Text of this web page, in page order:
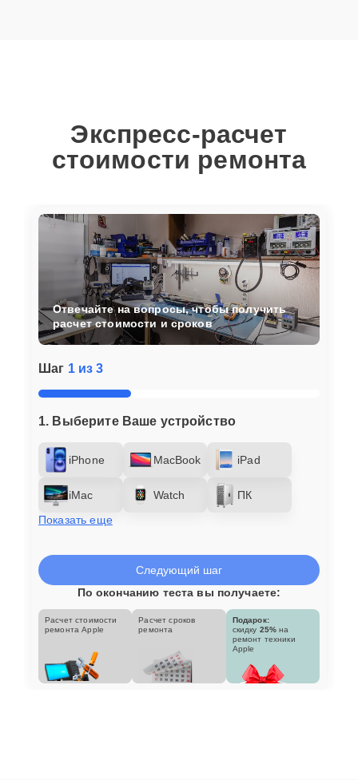
Экспресс-расчет
стоимости ремонта
Шаг 1 из 3
1. Выберите Ваше устройство
iPhone MacBook iPad
iMac Watch
ПК
Показать еще
Отвечайте на вопросы, чтобы получить
расчет стоимости и сроков
Следующий шаг
По окончанию теста вы получаете:
Расчет стоимости
ремонта Apple
Расчет сроков
ремонта
Подарок:
скидку 25% на
ремонт техники
Apple